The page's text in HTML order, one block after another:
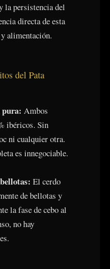
la persistencia del
directa de esta
alimentación.
del Pata
pura: Ambos
ibéricos. Sin
ni cualquier otra.
es innegociable.
El cerdo
de bellotas y
la fase de cebo al
no hay